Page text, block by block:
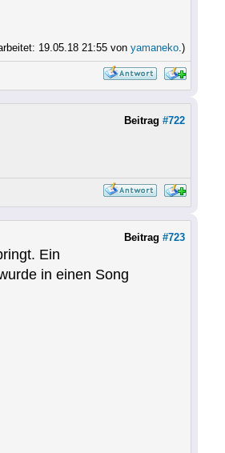
19.05.18 21:55 von yamaneko.)
Beitrag #722
Beitrag #723
Ein
in einen Song